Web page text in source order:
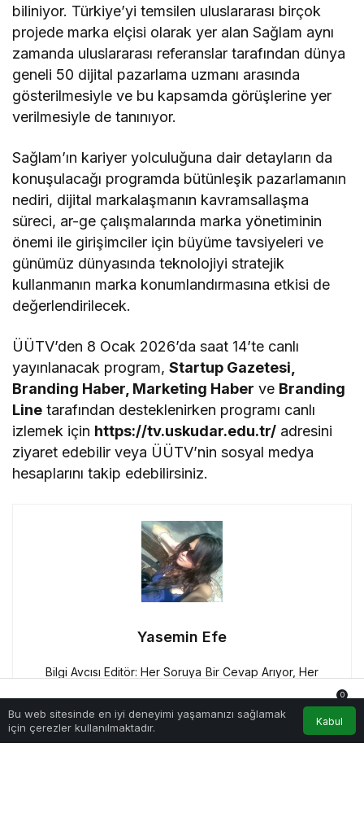
biliniyor. Türkiye’yi temsilen uluslararası birçok
projede marka elçisi olarak yer alan Sağlam aynı
zamanda uluslararası referanslar tarafından dünya
geneli 50 dijital pazarlama uzmanı arasında
gösterilmesiyle ve bu kapsamda görüşlerine yer
verilmesiyle de tanınıyor.
Sağlam’ın kariyer yolculuğuna dair detayların da
konuşulacağı programda bütünleşik pazarlamanın
nediri, dijital markalaşmanın kavramsallaşma
süreci, ar-ge çalışmalarında marka yönetiminin
önemi ile girişimciler için büyüme tavsiyeleri ve
günümüz dünyasında teknolojiyi stratejik
kullanmanın marka konumlandırmasına etkisi de
değerlendirilecek.
ÜÜTV’den 8 Ocak 2026’da saat 14’te canlı
yayınlanacak program,Startup Gazetesi,
Branding Haber, Marketing Haber ve Branding
Line tarafından desteklenirken programı canlı
izlemek için https://tv.uskudar.edu.tr/ adresini
ziyaret edebilir veya ÜÜTV’nin sosyal medya
hesaplarını takip edebilirsiniz.
Yasemin Efe
Bilgi Avcısı Editör: Her Soruya Bir Cevap Arıyor, Her
Tamamen
Bu web sitesinde en iyi deneyimi yaşamanızı sağlamak
için çerezler kullanılmaktadır.
Kabul
Anasayfa Akış Hesabım Bildirimler
0